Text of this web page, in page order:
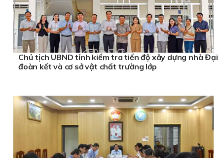
Chủ tịch UBND tỉnh kiểm tra tiến độ xây dựng nhà Đại
đoàn kết và cơ sở vật chất trường lớp